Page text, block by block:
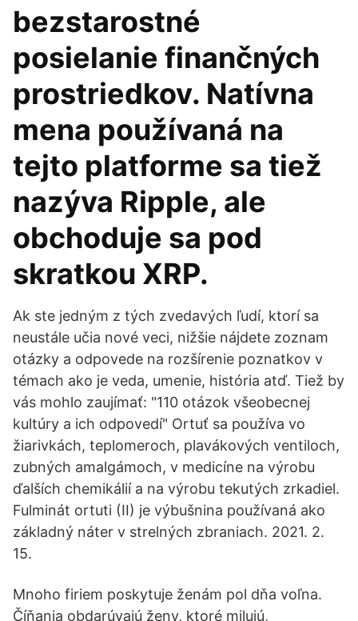
bezstarostné
posielanie finančných
prostriedkov. Natívna
mena používaná na
tejto platforme sa tiež
nazýva Ripple, ale
obchoduje sa pod
skratkou XRP.
Ak ste jedným z tých zvedavých ľudí, ktorí sa
neustále učia nové veci, nižšie nájdete zoznam
otázky a odpovede na rozšírenie poznatkov v
témach ako je veda, umenie, história atď. Tiež by
vás mohlo zaujímať: "110 otázok všeobecnej
kultúry a ich odpovedí" Ortuť sa používa vo
žiarivkách, teplomeroch, plavákových ventiloch,
zubných amalgámoch, v medicíne na výrobu
ďalších chemikálií a na výrobu tekutých zrkadiel.
Fulminát ortuti (II) je výbušnina používaná ako
základný náter v strelných zbraniach. 2021. 2.
15.
Mnoho firiem poskytuje ženám pol dňa voľna.
Číňania obdarúvajú ženy, ktoré milujú,